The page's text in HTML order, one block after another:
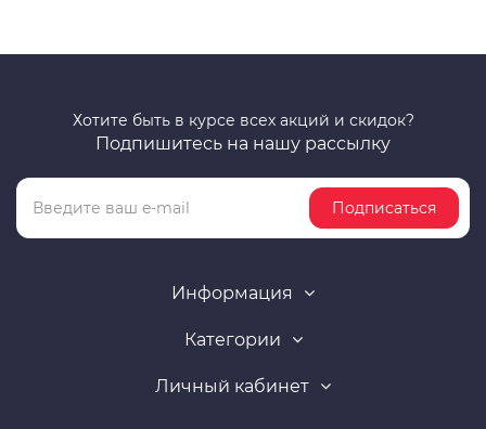
Хотите быть в курсе всех акций и скидок?
Подпишитесь на нашу рассылку
Подписаться
Информация
Категории
Личный кабинет